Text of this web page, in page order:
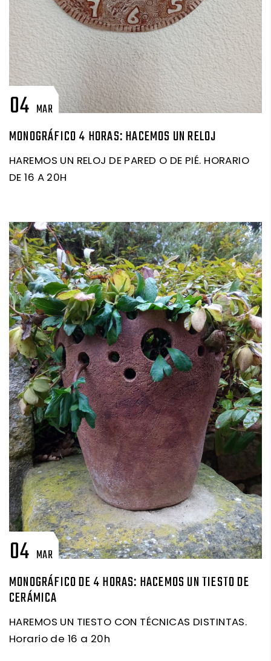
04 MAR
MONOGRÁFICO 4 HORAS: HACEMOS UN RELOJ
HAREMOS UN RELOJ DE PARED O DE PIÉ. HORARIO
DE 16 A 20H
04 MAR
MONOGRÁFICO DE 4 HORAS: HACEMOS UN TIESTO DE
CERÁMICA
HAREMOS UN TIESTO CON TÉCNICAS DISTINTAS.
Horario de 16 a 20h